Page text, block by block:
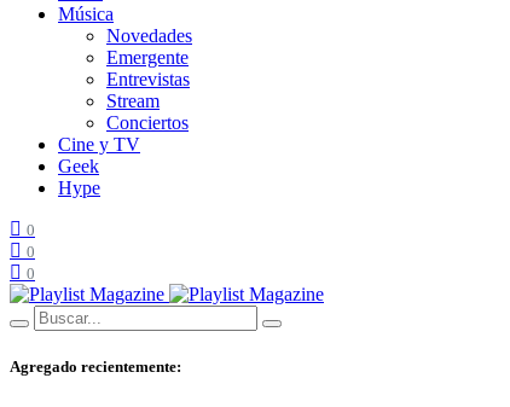
Música
Novedades
Emergente
Entrevistas
Stream
Conciertos
Cine y TV
Geek
Hype
0
0
0
Agregado recientemente: